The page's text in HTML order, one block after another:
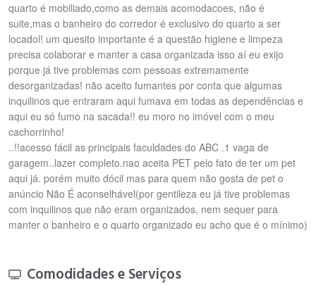
quarto é mobiliado,como as demais acomodacoes, não é
suite,mas o banheiro do corredor é exclusivo do quarto a ser
locadol! um quesito importante é a questão higiene e limpeza
precisa colaborar e manter a casa organizada isso aí eu exijo
porque já tive problemas com pessoas extremamente
desorganizadas! não aceito fumantes por conta que algumas
inquilinos que entraram aqui fumava em todas as dependências e
aqui eu só fumo na sacada!! eu moro no imóvel com o meu
cachorrinho!
..!!acesso fácil as principais faculdades do ABC .1 vaga de
garagem..lazer completo.nao aceita PET pelo fato de ter um pet
aqui já. porém muito dócil mas para quem não gosta de pet o
anúncio Não É aconselhável(por gentileza eu já tive problemas
com inquilinos que não eram organizados, nem sequer para
manter o banheiro e o quarto organizado eu acho que é o mínimo)
Comodidades e Serviços